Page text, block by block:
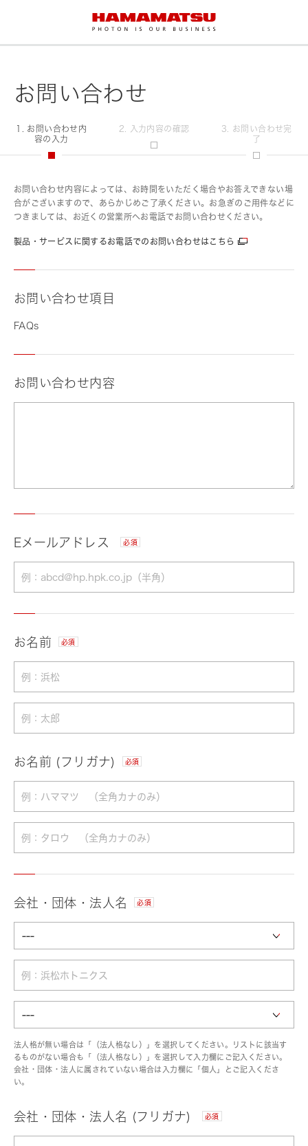
お問い合わせ
1. お問い合わせ内
容の入力
2. 入力内容の確認
3. お問い合わせ完
了
お問い合わせ内容によっては、お時間をいただく場合やお答えできない場
合がございますので、あらかじめご了承ください。お急ぎのご用件などに
つきましては、お近くの営業所へお電話でお問い合わせください。
製品・サービスに関するお電話でのお問い合わせはこちら
お問い合わせ項目
FAQs
お問い合わせ内容
Eメールアドレス 必須
お名前 必須
お名前 (フリガナ) 必須
会社・団体・法人名 必須
法人格が無い場合は「（法人格なし）」を選択してください。リストに該当す
るものがない場合も「（法人格なし）」を選択して入力欄にご記入ください。
会社・団体・法人に属されていない場合は入力欄に「個人」とご記入くださ
い。
会社・団体・法人名 (フリガナ) 必須